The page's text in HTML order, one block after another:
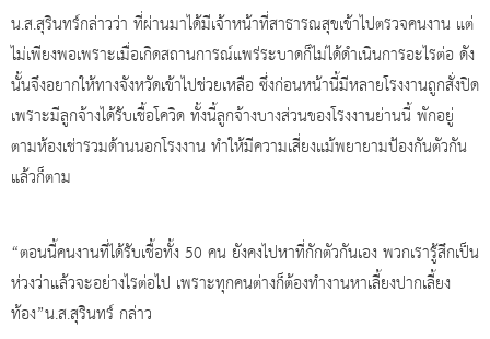
น.ส.สุรินทร์กล่าวว่า ที่ผ่านมาได้มีเจ้าหน้าที่สาธารณสุขเข้าไปตรวจคนงาน แต่
ไม่เพียงพอเพราะเมื่อเกิดสถานการณ์แพร่ระบาดก็ไม่ได้ดำเนินการอะไรต่อ ดัง
นั้นจึงอยากให้ทางจังหวัดเข้าไปช่วยเหลือ ซึ่งก่อนหน้านี้มีหลายโรงงานถูกสั่งปิด
เพราะมีลูกจ้างได้รับเชื้อโควิด ทั้งนี้ลูกจ้างบางส่วนของโรงงานย่านนี้ พักอยู่
ตามห้องเช่ารวมด้านนอกโรงงาน ทำให้มีความเสี่ยงแม้พยายามป้องกันตัวกัน
แล้วก็ตาม
“ตอนนี้คนงานที่ได้รับเชื้อทั้ง 50 คน ยังคงไปหาที่กักตัวกันเอง พวกเรารู้สึกเป็น
ห่วงว่าแล้วจะอย่างไรต่อไป เพราะทุกคนต่างก็ต้องทำงานหาเลี้ยงปากเลี้ยง
ท้อง”น.ส.สุรินทร์ กล่าว